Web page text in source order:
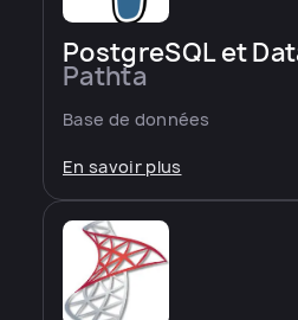
PostgreSQL et
Pathta
Base de données
En savoir plus